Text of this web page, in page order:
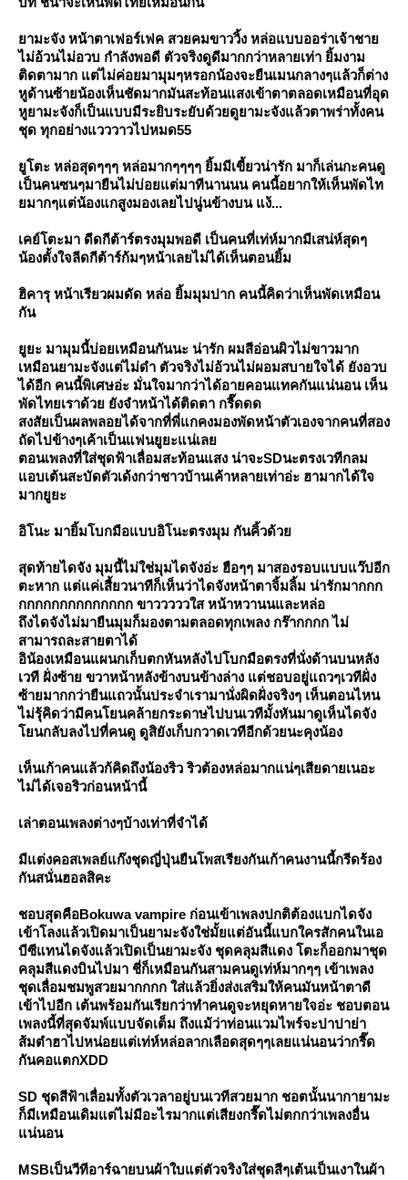
ามะจัง หน้าตาเฟอร์เฟค สวยคมขาววิ้ง หล่อแบบออร่าเจ้าชา
ไม่อ้วนไม่อวบ กำลังพอดี ตัวจริงดูดีมากกว่าหลายเท่า ยิ้มงาม
ติดตามาก แต่ไม่ค่อยมามุมๆหรอกน้องจะยืนเมนกลางๆแล้วก็ต่าง
หูด้านซ้ายน้องเห็นชัดมากมันสะท้อนแสงเข้าตาตลอดเหมือนที่อุด
หูยามะจังก็เป็นแบบมีระยิบระยับด้วยดูยามะจังแล้วตาพร่าทั้งคน
ชุด ทุกอย่างแวววาวไปหมด55
ูโตะ หล่อสุดๆๆๆ หล่อมากๆๆๆๆ ยิ้มมีเขี้ยวน่ารัก มาก็เล่นกะคนดู
เป็นคนซนๆมายืนไม่บ่อยแต่มาทีนานนน คนนี้อยากให้เห็นพัดไท
มากๆแต่น้องแกสูงมองเลยไปนู่นข้างบน แง้...
เคย์โตะมา ดีดกีต้าร์ตรงมุมพอดี เป็นคนที่เท่ห์มากมีเสน่ห์สุดๆ
น้องตั้งใจลีดกีต้าร์ก้มๆหน้าเลยไม่ได้เห็นตอนยิ้ม
ฮิคารุ หน้าเรียวผมดัด หล่อ ยิ้มมุมปาก คนนี้คิดว่าเห็นพัดเหมือน
กัน
ูยะ มามุมนี้บ่อยเหมือนกันนะ น่ารัก ผมสีอ่อนผิวไม่ขาวมาก
เหมือนยามะจังแต่ไม่ดำ ตัวจริงไม่อ้วนไม่ผอมสบายใจได้ ยังอวบ
ได้อีก คนนี้พิเศษอ่ะ มั่นใจมากว่าได้อายคอนแทคกันแน่นอน เห็น
พัดไทยเราด้วย ยังจำหน้าได้ติดตา กรี๊ดดด
สงสัยเป็นผลพลอยได้จากที่พี่แกคงมองพัดหน้าตัวเองจากคนที่สอง
ถัดไปข้างๆเค้าเป็นแฟนยูยะแน่เล
ตอนเพลงที่ใส่ชุดฟ้าเลื่อมสะท้อนแสง น่าจะSDนะตรงเวทีกลม
อบเต้นสะบัดตัวเด้งกว่าชาวบ้านเค้าหลายเท่าอ่ะ ฮามากได้ใจ
มากยูยะ
อิโนะ มายิ้มโบกมือแบบอิโนะตรงมุม กันคิ้วด้ว
สุดท้ายไดจัง มุมนี้ไม่ใช่มุมไดจังอ่ะ ฮือๆๆ มาสองรอบแบบแว๊ปอีก
ตะหาก แต่แค่เสี้ยวนาทีก็เห็นว่าไดจังหน้าตาจิ้มลิ้ม น่ารักมากกก
กกกกกกกกกกกกกก ขาวววววใส หน้าหวานนและหล่อ
ถึงไดจังไม่มายืนมุมก็มองตามตลอดทุกเพลง กร๊ากกกก ไม่
สามารถละสายตาได้
อิน้องเหมือนแผนกเก็บตกหันหลังไปโบกมือตรงที่นั่งด้านบนหลัง
เวที ฝั่งซ้าย ขวาหน้าหลังข้างบนข้างล่าง แต่ชอบอยู่แถวๆเวทีฝั่ง
ซ้ายมากกว่ายืนแถวนั้นประจำเรามานั่งผิดฝั่งจริงๆ เห็นตอนไหน
ไม่รุ้คิดว่ามีคนโยนคล้ายกระดาษไปบนเวทีมั้งหันมาดูเห็นไดจัง
นกลับลงไปที่คนดู ดูสิยังเก็บกวาดเวทีอีกด้วยนะคุงน้อง
เห็นเก้าคนแล้วก้คิดถึงน้องริว ริวต้องหล่อมากแน่ๆเสียดายเนอะ
ไม่ได้เจอริวก่อนหน้านี้
เล่าตอนเพลงต่างๆบ้างเท่าที่จำได้
มีแต่งคอสเพลย์แก๊งชุดญี่ปุ่นยืนโพสเรียงกันเก้าคนงานนี้กรีดร้อง
กันสนั่นฮอลสิคะ
ชอบสุดคือBokuwa vampire ก่อนเข้าเพลงปกติต้องแบกไดจัง
เข้าโลงแล้วเปิดมาเป็นยามะจังใช่มั้ยแต่อันนี้แบกใครสักคนในเอ
บีซีแทนไดจังแล้วเปิดเป็นยามะจัง ชุดคลุมสีแดง โตะก็ออกมาชุด
คลุมสีแดงบินไปมา ชี่ก็เหมือนกันสามคนดูเท่ห์มากๆๆ เข้าเพลง
ชุดเลื่อมชมพูสวยมากกกก ใส่แล้วยิ่งส่งเสริมให้คนมันหน้าตาดี
เข้าไปอีก เต้นพร้อมกันเรียกว่าทำคนดูจะหยุดหายใจอ่ะ ชอบตอน
เพลงนี้ที่สุดจัมพ์แบบจัดเต็ม ถึงแม้ว่าท่อนแวมไพร์จะปาปาย่า
ส้มตำฮาไปหน่อยแต่เท่ห์หล่อลากเลือดสุดๆๆเลยแน่นอนว่ากรี๊ด
กันคอแตกXDD
SD ชุดสีฟ้าเลื่อมทั้งตัวเวลาอยู่บนเวทีสวยมาก ชอตนั้นนากายามะ
ก็มีเหมือนเดิมแต่ไม่มีอะไรมากแต่เสียงกรี๊ดไม่ตกกว่าเพลงอื่น
น่นอน
MSBเป็นวีทีอาร์ฉายบนผ้าใบแต่ตัวจริงใส่ชุดสีๆเต้นเป็นเงาในผ้า